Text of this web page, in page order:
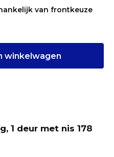
van frontkeuze
winkelwagen
1 deur met nis 178